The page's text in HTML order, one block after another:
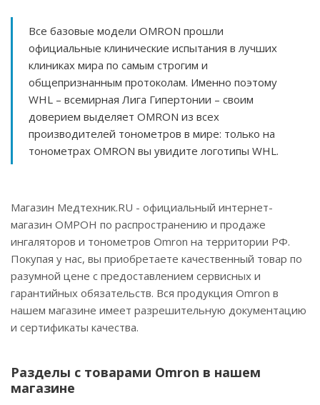
Все базовые модели OMRON прошли
официальные клинические испытания в лучших
клиниках мира по самым строгим и
общепризнанным протоколам. Именно поэтому
WHL – всемирная Лига Гипертонии – своим
доверием выделяет OMRON из всех
производителей тонометров в мире: только на
тонометрах OMRON вы увидите логотипы WHL.
Магазин Медтехник.RU - официальный интернет-
магазин ОМРОН по распространению и продаже
ингаляторов и тонометров Omron на территории РФ.
Покупая у нас, вы приобретаете качественный товар по
разумной цене с предоставлением сервисных и
гарантийных обязательств. Вся продукция Omron в
нашем магазине имеет разрешительную документацию
и сертификаты качества.
Разделы с товарами Omron в нашем
магазине